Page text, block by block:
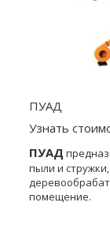
ПУАД
Узнать
ПУАД
пыли и
помещение.